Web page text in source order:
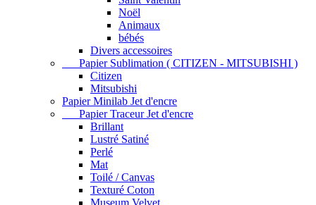
Noël
Animaux
bébés
Divers accessoires
Papier Sublimation ( CITIZEN - MITSUBISHI )
Citizen
Mitsubishi
Papier Minilab Jet d'encre
Papier Traceur Jet d'encre
Brillant
Lustré Satiné
Perlé
Mat
Toilé / Canvas
Texturé Coton
Museum Velvet